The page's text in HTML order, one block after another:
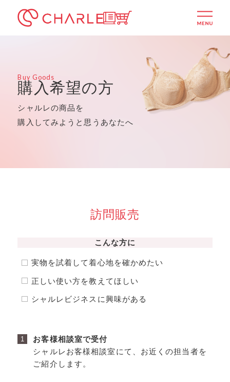
ITSUMOTTO
シャルレ公式通販サイト
Buy Goods
購入希望の方
シャルレの商品を
購入してみようと思うあなたへ
訪問販売
こんな⽅に
実物を試着して着⼼地を確かめたい
正しい使い⽅を教えてほしい
シャルレビジネスに興味がある
お客様相談室で受付
シャルレお客様相談室にて、お近くの担当者を
ご紹介します。